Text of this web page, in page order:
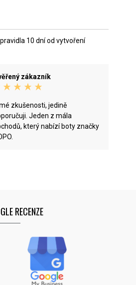
10 dní od vytvoření
zákazník
zkušenosti, jedině
Jeden z mála
který nabízí boty značky
RECENZE